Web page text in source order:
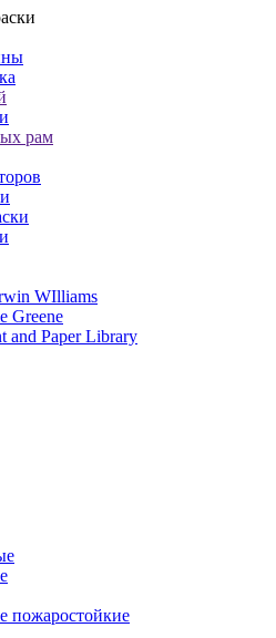
рам
WIlliams
Greene
and Paper Library
пожаростойкие